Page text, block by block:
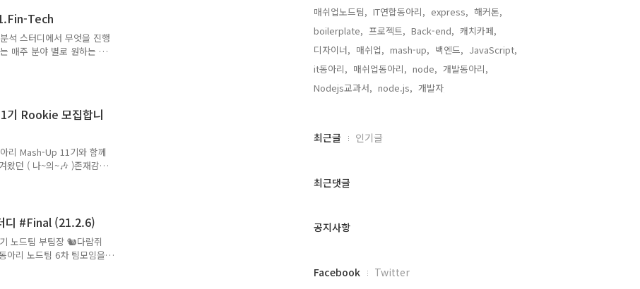
링팀 세션 중 제가 발표
공유하고자 합니다. 💡검
볼까요? "윌리를 찾아
Tech
석 스터디에서 무엇을 진행
매주 분야 별로 원하는 서
을 가졌습니다. 1주차에서
심으로 결제, 송금 기능이
후불결제가 간편하게 등
의 UI가 흥미로웠습니다.
하고, 송금 기능이 눈에 잘
기 Rookie 모집합니
리 Mash-Up 11기와 함께
왔던 ( 나~의~🎶 )존재감을
Mash-Up은 개발, 디자인
Design, Android, iOS,
을 진행하고 있으며, 이를
합니다. 궁극적으로 Mash-
시하는 것을 목표로 하고
디 #Final (21.2.6)
노드팀 부팀장 🐿다람쥐
아리 노드팀 6차 팀모임을
이트 스터디를 끝마치는
프로젝트를 하였는지 궁
매쉬업노드팀, IT연합동아리, express, 해커톤,
boilerplate, 프로젝트, Back-end, 캐치카페,
디자이너, 매쉬업, mash-up, 백엔드, JavaScript,
it동아리, 매쉬업동아리, node, 개발동아리,
Nodejs교과서, node.js, 개발자,
최
과
글
최근글 인기글
최근댓글
공지사항
페
Facebook Twitter